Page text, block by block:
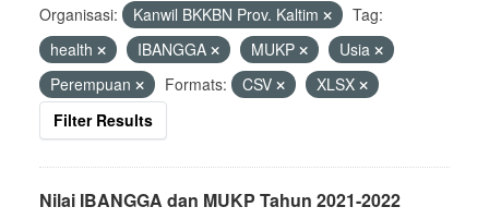
Organisasi: Kanwil BKKBN Prov. Kaltim
Tag:
health
IBANGGA MUKP
Usia
Perempuan
Formats: CSV
XLSX
Filter Results
Nilai IBANGGA dan MUKP Tahun 2021-2022